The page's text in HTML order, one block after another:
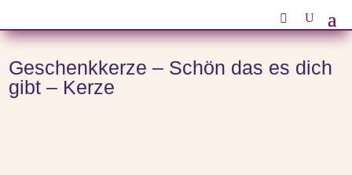
/ Geschenkkerze – Schön das es dich gibt – Kerze
Geschenkkerze – Schön das es dich
gibt – Kerze